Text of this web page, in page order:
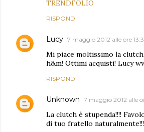
TRENDFOLIO
RISPONDI
Lucy 7 maggio 2012 alle ore
Mi piace moltissimo la
h&m! Ottimi acquisti! Lucy
RISPONDI
Unknown 7 maggio 2012 alle
La clutch è stupenda!!!!
di tuo fratello